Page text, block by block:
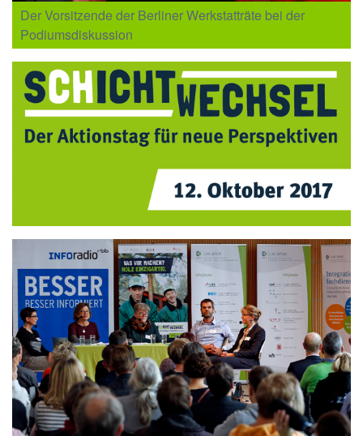
Der Vorsitzende der Berliner Werkstatträte bei der
Podiumsdiskussion